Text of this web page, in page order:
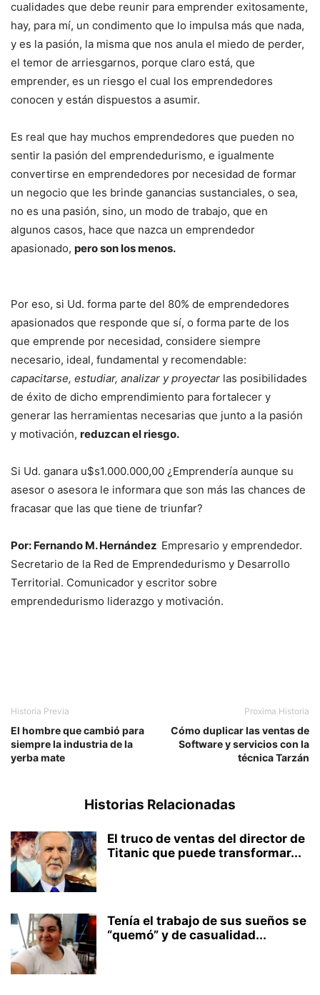
cualidades que debe reunir para emprender exitosamente,
hay, para mí, un condimento que lo impulsa más que nada,
y es la pasión, la misma que nos anula el miedo de perder,
el temor de arriesgarnos, porque claro está, que
emprender, es un riesgo el cual los emprendedores
conocen y están dispuestos a asumir.
Es real que hay muchos emprendedores que pueden no
sentir la pasión del emprendedurismo, e igualmente
convertirse en emprendedores por necesidad de formar
un negocio que les brinde ganancias sustanciales, o sea,
no es una pasión, sino, un modo de trabajo, que en
algunos casos, hace que nazca un emprendedor
apasionado, pero son los menos.
Por eso, si Ud. forma parte del 80% de emprendedores
apasionados que responde que sí, o forma parte de los
que emprende por necesidad, considere siempre
necesario, ideal, fundamental y recomendable:
capacitarse, estudiar, analizar y proyectar las posibilidades
de éxito de dicho emprendimiento para fortalecer y
generar las herramientas necesarias que junto a la pasión
y motivación, reduzcan el riesgo.
Si Ud. ganara u$s1.000.000,00 ¿Emprendería aunque su
asesor o asesora le informara que son más las chances de
fracasar que las que tiene de triunfar?
Por: Fernando M. Hernández Empresario y emprendedor.
Secretario de la Red de Emprendedurismo y Desarrollo
Territorial. Comunicador y escritor sobre
emprendedurismo liderazgo y motivación.
Historia Previa
El hombre que cambió para
siempre la industria de la
yerba mate
Proxima Historia
Cómo duplicar las ventas de
Software y servicios con la
técnica Tarzán
Historias Relacionadas
El truco de ventas del director de
Titanic que puede transformar...
Tenía el trabajo de sus sueños se
“quemó” y de casualidad...